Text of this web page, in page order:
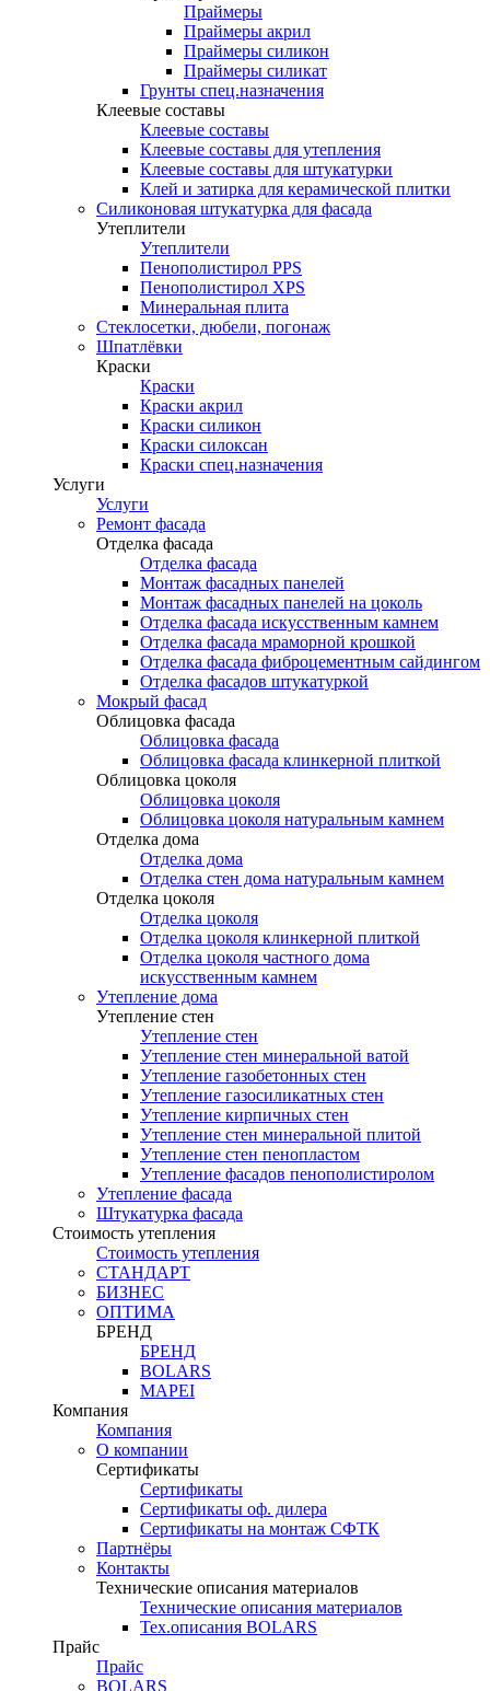
Праймеры
Праймеры акрил
Праймеры силикон
Праймеры силикат
Грунты спец.назначения
Клеевые составы
Клеевые составы
Клеевые составы для утепления
Клеевые составы для штукатурки
Клей и затирка для керамической плитки
Силиконовая штукатурка для фасада
Утеплители
Утеплители
Пенополистирол PPS
Пенополистирол XPS
Минеральная плита
Стеклосетки, дюбели, погонаж
Шпатлёвки
Краски
Краски
Краски акрил
Краски силикон
Краски силоксан
Краски спец.назначения
Услуги
Услуги
Ремонт фасада
Отделка фасада
Отделка фасада
Монтаж фасадных панелей
Монтаж фасадных панелей на цоколь
Отделка фасада искусственным камнем
Отделка фасада мраморной крошкой
Отделка фасада фиброцементным сайдингом
Отделка фасадов штукатуркой
Мокрый фасад
Облицовка фасада
Облицовка фасада
Облицовка фасада клинкерной плиткой
Облицовка цоколя
Облицовка цоколя
Облицовка цоколя натуральным камнем
Отделка дома
Отделка дома
Отделка стен дома натуральным камнем
Отделка цоколя
Отделка цоколя
Отделка цоколя клинкерной плиткой
Отделка цоколя частного дома
искусственным камнем
Утепление дома
Утепление стен
Утепление стен
Утепление стен минеральной ватой
Утепление газобетонных стен
Утепление газосиликатных стен
Утепление кирпичных стен
Утепление стен минеральной плитой
Утепление стен пенопластом
Утепление фасадов пенополистиролом
Утепление фасада
Штукатурка фасада
Стоимость утепления
Стоимость утепления
СТАНДАРТ
БИЗНЕС
ОПТИМА
БРЕНД
БРЕНД
BOLARS
MAPEI
Компания
Компания
О компании
Сертификаты
Сертификаты
Сертификаты оф. дилера
Сертификаты на монтаж СФТК
Партнёры
Контакты
Технические описания материалов
Технические описания материалов
Тех.описания BOLARS
Прайс
Прайс
BOLARS